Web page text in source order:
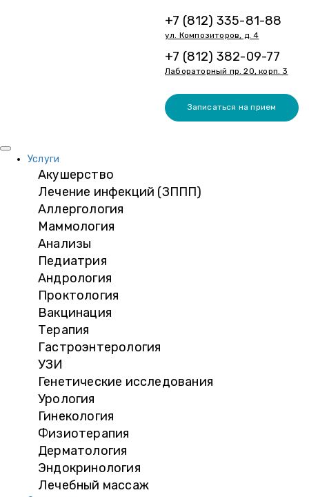
+7 (812) 335-81-88
ул. Композиторов, д. 4
+7 (812) 382-09-77
Лабораторный пр. 20, корп. 3
Записаться на прием
Услуги
Акушерство
Лечение инфекций (ЗППП)
Аллергология
Маммология
Анализы
Педиатрия
Андрология
Проктология
Вакцинация
Терапия
Гастроэнтерология
УЗИ
Генетические исследования
Урология
Гинекология
Физиотерапия
Дерматология
Эндокринология
Лечебный массаж